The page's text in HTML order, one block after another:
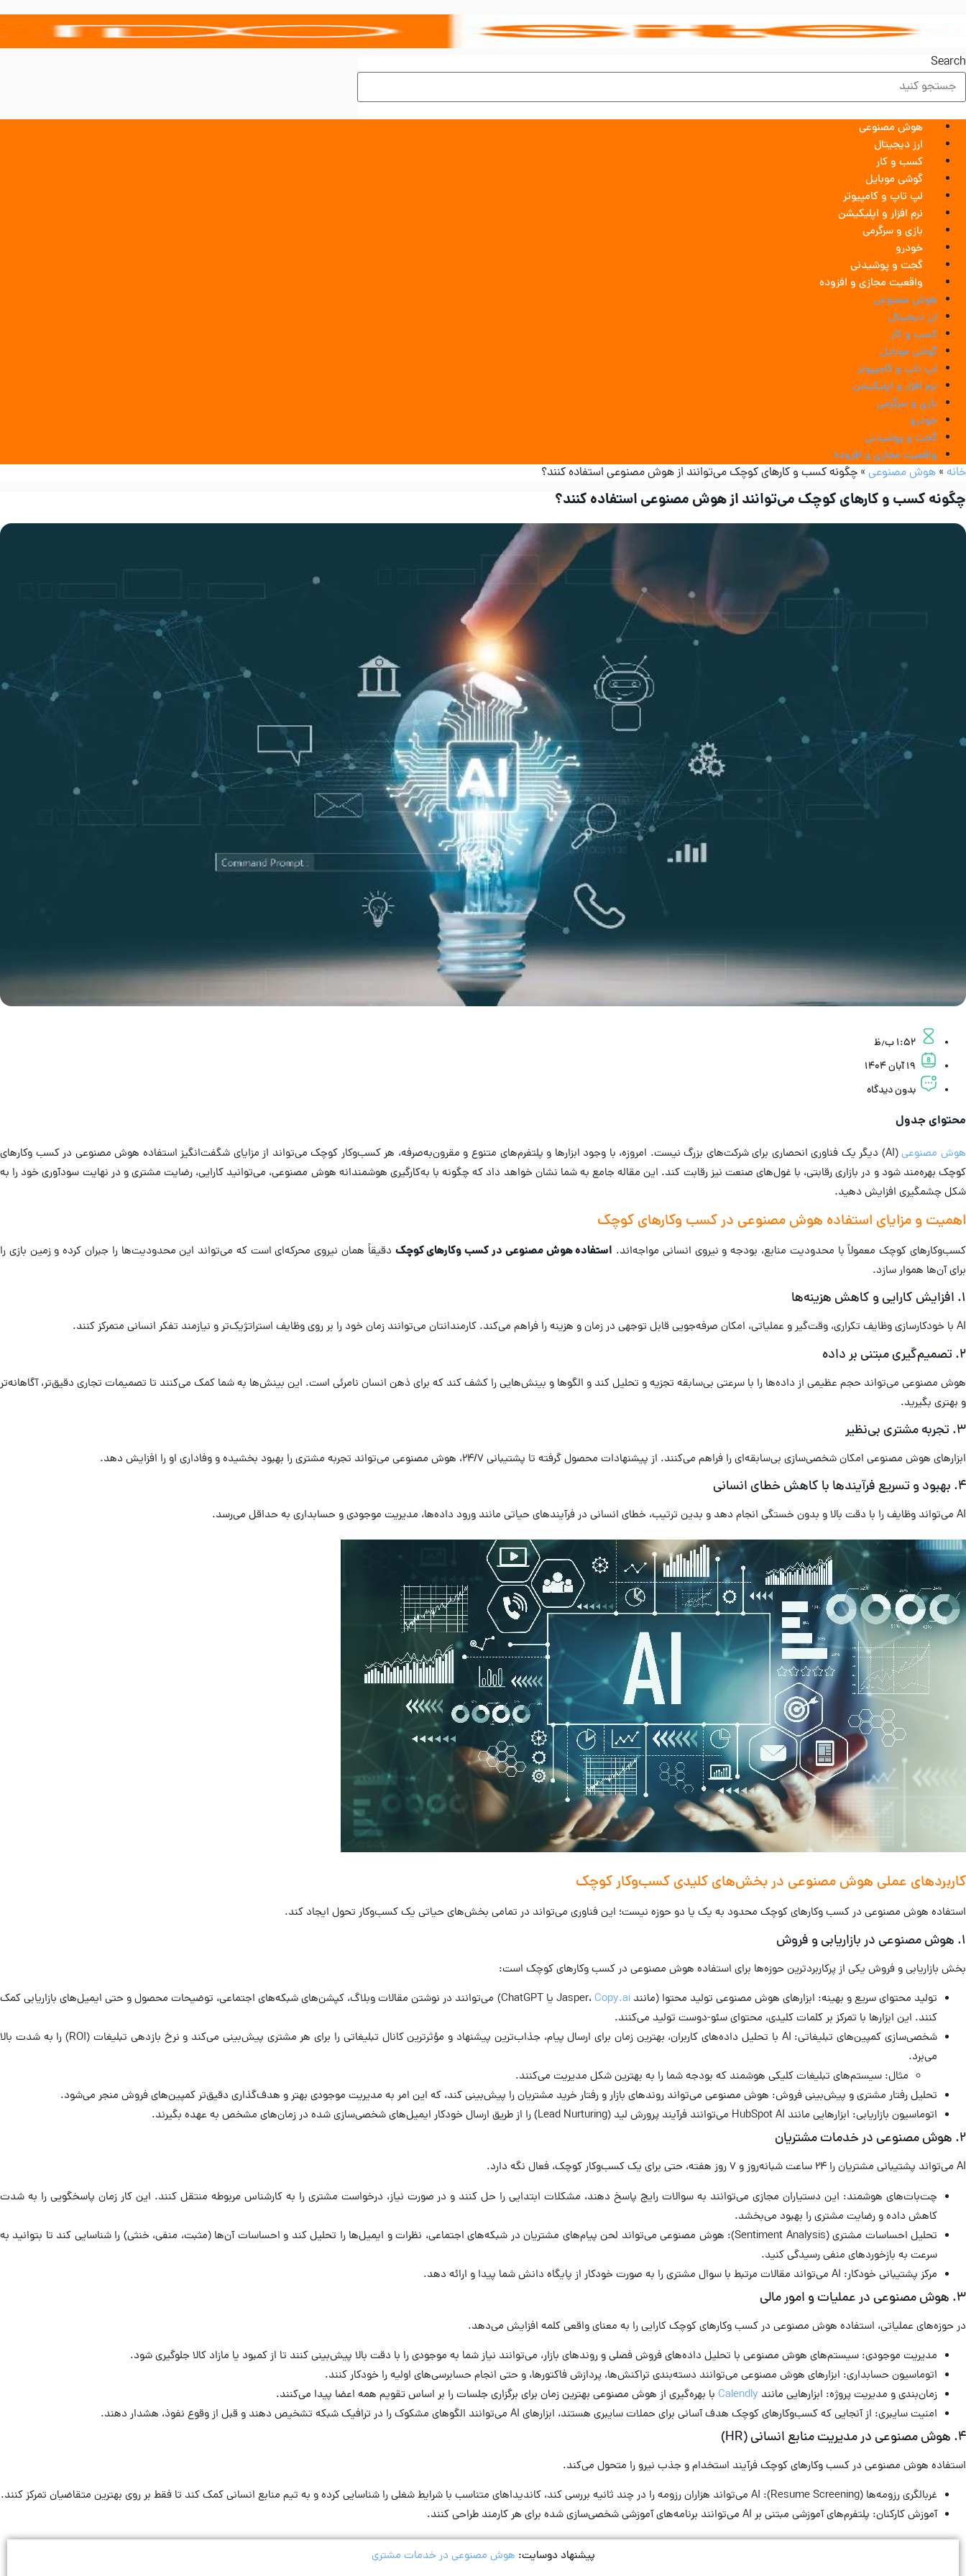
Search
هوش مصنوعی
ارز دیجیتال
کسب و کار
گوشی موبایل
لپ تاپ و کامپیوتر
نرم افزار و اپلیکیشن
بازی و سرگرمی
خودرو
گجت و پوشیدنی
واقعیت مجازی و افزوده
هوش مصنوعی
ارز دیجیتال
کسب و کار
گوشی موبایل
لپ تاپ و کامپیوتر
نرم افزار و اپلیکیشن
بازی و سرگرمی
خودرو
گجت و پوشیدنی
واقعیت مجازی و افزوده
خانه » هوش مصنوعی » چگونه کسب‌ و کارهای کوچک می‌توانند از هوش مصنوعی استفاده کنند؟
چگونه کسب‌ و کارهای کوچک می‌توانند از هوش مصنوعی استفاده کنند؟
۱:۵۲ ب٫ظ
۱۹ آبان ۱۴۰۴
بدون دیدگاه
محتوای جدول
هوش مصنوعی
(AI) دیگر یک فناوری انحصاری برای شرکت‌های بزرگ نیست. امروزه، با وجود ابزارها و پلتفرم‌های متنوع و مقرون‌به‌صرفه، هر کسب‌وکار کوچک می‌تواند از مزایای شگفت‌انگیز استفاده هوش مصنوعی در کسب وکارهای
کوچک بهره‌مند شود و در بازاری رقابتی، با غول‌های صنعت نیز رقابت کند. این مقاله جامع به شما نشان خواهد داد که چگونه با به‌کارگیری هوشمندانه هوش مصنوعی، می‌توانید کارایی، رضایت مشتری و در نهایت سودآوری خود را به
شکل چشمگیری افزایش دهید.
اهمیت و مزایای استفاده هوش مصنوعی در کسب وکارهای کوچک
کسب‌وکارهای کوچک معمولاً با محدودیت منابع، بودجه و نیروی انسانی مواجه‌اند. استفاده هوش مصنوعی در کسب وکارهای کوچک دقیقاً همان نیروی محرکه‌ای است که می‌تواند این محدودیت‌ها را جبران کرده و زمین بازی را
برای آن‌ها هموار سازد.
۱. افزایش کارایی و کاهش هزینه‌ها
AI با خودکارسازی وظایف تکراری، وقت‌گیر و عملیاتی، امکان صرفه‌جویی قابل توجهی در زمان و هزینه را فراهم می‌کند. کارمندانتان می‌توانند زمان خود را بر روی وظایف استراتژیک‌تر و نیازمند تفکر انسانی متمرکز کنند.
۲. تصمیم‌گیری مبتنی بر داده
هوش مصنوعی می‌تواند حجم عظیمی از داده‌ها را با سرعتی بی‌سابقه تجزیه و تحلیل کند و الگوها و بینش‌هایی را کشف کند که برای ذهن انسان نامرئی است. این بینش‌ها به شما کمک می‌کنند تا تصمیمات تجاری دقیق‌تر، آگاهانه‌تر
و بهتری بگیرید.
۳. تجربه مشتری بی‌نظیر
ابزارهای هوش مصنوعی امکان شخصی‌سازی بی‌سابقه‌ای را فراهم می‌کنند. از پیشنهادات محصول گرفته تا پشتیبانی ۲۴/۷، هوش مصنوعی می‌تواند تجربه مشتری را بهبود بخشیده و وفاداری او را افزایش دهد.
۴. بهبود و تسریع فرآیندها با کاهش خطای انسانی
AI می‌تواند وظایف را با دقت بالا و بدون خستگی انجام دهد و بدین ترتیب، خطای انسانی در فرآیندهای حیاتی مانند ورود داده‌ها، مدیریت موجودی و حسابداری به حداقل می‌رسد.
کاربردهای عملی هوش مصنوعی در بخش‌های کلیدی کسب‌وکار کوچک
استفاده هوش مصنوعی در کسب وکارهای کوچک محدود به یک یا دو حوزه نیست؛ این فناوری می‌تواند در تمامی بخش‌های حیاتی یک کسب‌وکار تحول ایجاد کند.
۱. هوش مصنوعی در بازاریابی و فروش
بخش بازاریابی و فروش یکی از پرکاربردترین حوزه‌ها برای استفاده هوش مصنوعی در کسب وکارهای کوچک است:
تولید محتوای سریع و بهینه: ابزارهای هوش مصنوعی تولید محتوا (مانند Jasper،Copy.ai
یا ChatGPT) می‌توانند در نوشتن مقالات وبلاگ، کپشن‌های شبکه‌های اجتماعی، توضیحات محصول و حتی ایمیل‌های بازاریابی کمک
کنند. این ابزارها با تمرکز بر کلمات کلیدی، محتوای سئو-دوست تولید می‌کنند.
شخصی‌سازی کمپین‌های تبلیغاتی: AI با تحلیل داده‌های کاربران، بهترین زمان برای ارسال پیام، جذاب‌ترین پیشنهاد و مؤثرترین کانال تبلیغاتی را برای هر مشتری پیش‌بینی می‌کند و نرخ بازدهی تبلیغات (ROI) را به شدت بالا
می‌برد.
مثال: سیستم‌های تبلیغات کلیکی هوشمند که بودجه شما را به بهترین شکل مدیریت می‌کنند.
تحلیل رفتار مشتری و پیش‌بینی فروش: هوش مصنوعی می‌تواند روندهای بازار و رفتار خرید مشتریان را پیش‌بینی کند، که این امر به مدیریت موجودی بهتر و هدف‌گذاری دقیق‌تر کمپین‌های فروش منجر می‌شود.
اتوماسیون بازاریابی: ابزارهایی مانند HubSpot AI می‌توانند فرآیند پرورش لید (Lead Nurturing) را از طریق ارسال خودکار ایمیل‌های شخصی‌سازی شده در زمان‌های مشخص به عهده بگیرند.
۲. هوش مصنوعی در خدمات مشتریان
AI می‌تواند پشتیبانی مشتریان را ۲۴ ساعت شبانه‌روز و ۷ روز هفته، حتی برای یک کسب‌وکار کوچک، فعال نگه دارد.
چت‌بات‌های هوشمند: این دستیاران مجازی می‌توانند به سوالات رایج پاسخ دهند، مشکلات ابتدایی را حل کنند و در صورت نیاز، درخواست مشتری را به کارشناس مربوطه منتقل کنند. این کار زمان پاسخگویی را به شدت
کاهش داده و رضایت مشتری را بهبود می‌بخشد.
تحلیل احساسات مشتری (Sentiment Analysis): هوش مصنوعی می‌تواند لحن پیام‌های مشتریان در شبکه‌های اجتماعی، نظرات و ایمیل‌ها را تحلیل کند و احساسات آن‌ها (مثبت، منفی، خنثی) را شناسایی کند تا بتوانید به
سرعت به بازخوردهای منفی رسیدگی کنید.
مرکز پشتیبانی خودکار: AI می‌تواند مقالات مرتبط با سوال مشتری را به صورت خودکار از پایگاه دانش شما پیدا و ارائه دهد.
۳. هوش مصنوعی در عملیات و امور مالی
در حوزه‌های عملیاتی، استفاده هوش مصنوعی در کسب وکارهای کوچک کارایی را به معنای واقعی کلمه افزایش می‌دهد.
مدیریت موجودی: سیستم‌های هوش مصنوعی با تحلیل داده‌های فروش فصلی و روندهای بازار، می‌توانند نیاز شما به موجودی را با دقت بالا پیش‌بینی کنند تا از کمبود یا مازاد کالا جلوگیری شود.
اتوماسیون حسابداری: ابزارهای هوش مصنوعی می‌توانند دسته‌بندی تراکنش‌ها، پردازش فاکتورها، و حتی انجام حسابرسی‌های اولیه را خودکار کنند.
زمان‌بندی و مدیریت پروژه: ابزارهایی مانند Calendly با بهره‌گیری از هوش مصنوعی بهترین زمان برای برگزاری جلسات را بر اساس تقویم همه اعضا پیدا می‌کنند.
امنیت سایبری: از آنجایی که کسب‌وکارهای کوچک هدف آسانی برای حملات سایبری هستند، ابزارهای AI می‌توانند الگوهای مشکوک را در ترافیک شبکه تشخیص دهند و قبل از وقوع نفوذ، هشدار دهند.
۴. هوش مصنوعی در مدیریت منابع انسانی (HR)
استفاده هوش مصنوعی در کسب وکارهای کوچک فرآیند استخدام و جذب نیرو را متحول می‌کند.
غربالگری رزومه‌ها (Resume Screening): AI می‌تواند هزاران رزومه را در چند ثانیه بررسی کند، کاندیداهای متناسب با شرایط شغلی را شناسایی کرده و به تیم منابع انسانی کمک کند تا فقط بر روی بهترین متقاضیان تمرکز کنند.
آموزش کارکنان: پلتفرم‌های آموزشی مبتنی بر AI می‌توانند برنامه‌های آموزشی شخصی‌سازی شده برای هر کارمند طراحی کنند.
پیشنهاد دوسایت: هوش مصنوعی در خدمات مشتری